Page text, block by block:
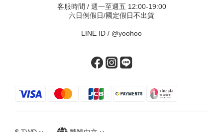
客服時間 / 週一至週五 12:00-19:00
六日例假日/國定假日不出貨
LINE ID / @yoohoo